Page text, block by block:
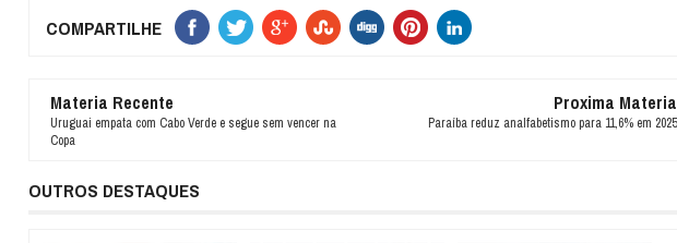
COMPARTILHE
Materia Recente
Uruguai empata com Cabo Verde e segue sem vencer na
Copa
Proxima Materia
Paraíba reduz analfabetismo para 11,6% em 2025
OUTROS DESTAQUES